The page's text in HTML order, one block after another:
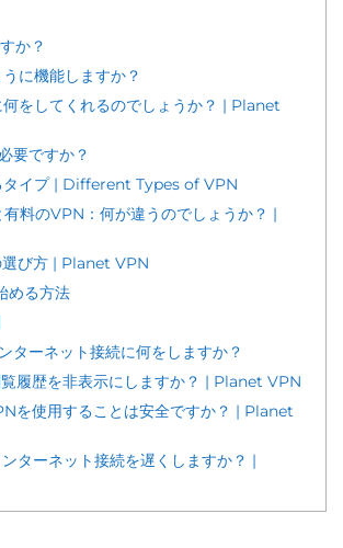
か？
に機能しますか？
をしてくれるのでしょうか？ | Planet
要ですか？
タイプ | Different Types of VPN
料のVPN：何が違うのでしょうか？ |
び方 | Planet VPN
める方法
ターネット接続に何をしますか？
履歴を非表示にしますか？ | Planet VPN
を使用することは安全ですか？ | Planet
ターネット接続を遅くしますか？ |